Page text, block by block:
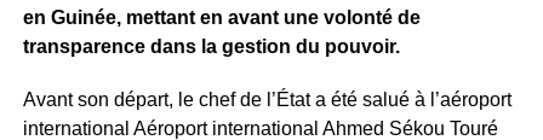
en Guinée, mettant en avant une volonté de
transparence dans la gestion du pouvoir.
Avant son départ, le chef de l’État a été salué à l’aéroport
international Aéroport international Ahmed Sékou Touré